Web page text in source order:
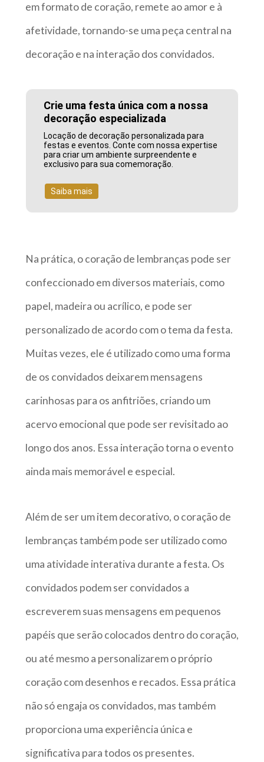
em formato de coração, remete ao amor e à
afetividade, tornando-se uma peça central na
decoração e na interação dos convidados.
Crie uma festa única com a nossa
decoração especializada
Locação de decoração personalizada para
festas e eventos. Conte com nossa expertise
para criar um ambiente surpreendente e
exclusivo para sua comemoração.
Saiba mais
Na prática, o coração de lembranças pode ser
confeccionado em diversos materiais, como
papel, madeira ou acrílico, e pode ser
personalizado de acordo com o tema da festa.
Muitas vezes, ele é utilizado como uma forma
de os convidados deixarem mensagens
carinhosas para os anfitriões, criando um
acervo emocional que pode ser revisitado ao
longo dos anos. Essa interação torna o evento
ainda mais memorável e especial.
Além de ser um item decorativo, o coração de
lembranças também pode ser utilizado como
uma atividade interativa durante a festa. Os
convidados podem ser convidados a
escreverem suas mensagens em pequenos
papéis que serão colocados dentro do coração,
ou até mesmo a personalizarem o próprio
coração com desenhos e recados. Essa prática
não só engaja os convidados, mas também
proporciona uma experiência única e
significativa para todos os presentes.